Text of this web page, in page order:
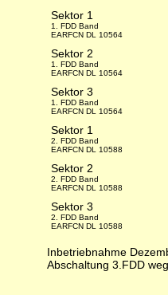
Sektor 1
1. FDD Band
EARFCN DL 10564
Sektor 2
1. FDD Band
EARFCN DL 10564
Sektor 3
1. FDD Band
EARFCN DL 10564
Sektor 1
2. FDD Band
EARFCN DL 10588
Sektor 2
2. FDD Band
EARFCN DL 10588
Sektor 3
2. FDD Band
EARFCN DL 10588
Inbetriebnahme
Abschaltung 3.FDD